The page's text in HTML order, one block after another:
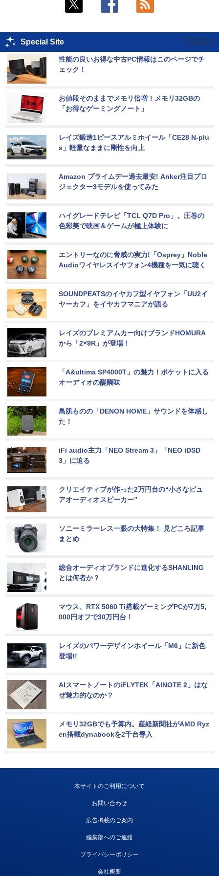
Special Site
性能の良いお得な中古PC情報はこのページでチ
ェック！
お値段そのままでメモリ倍増！メモリ32GBの
「お得なゲーミングノート」
レイズ鍛造1ピースアルミホイール「CE28 N-plu
s」軽量なままに剛性を向上
Amazon プライムデー過去最安! Anker注目プロ
ジェクター3モデルを使ってみた
ハイグレードテレビ「TCL Q7D Pro」。圧巻の
色彩美で映画＆ゲームが極上体験に
エントリーなのに脅威の実力!「Osprey」Noble
Audioワイヤレスイヤフォン4機種を一気に聴く
SOUNDPEATSのイヤカフ型イヤフォン「UU2イ
ヤーカフ」をイヤカフマニアが語る
レイズのプレミアムカー向けブランドHOMURA
から「2×9R」が登場！
「A&ultima SP4000T」の魅力！ポケットに入る
オーディオの醍醐味
鳥肌ものの「DENON HOME」サウンドを体感し
た！
iFi audio主力「NEO Stream 3」「NEO iDSD
3」に迫る
クリエイティブが作った2万円台の“小さなピュ
アオーディオスピーカー”
ソニーミラーレス一眼の大特集！ 見どころ記事
まとめ
総合オーディオブランドに進化するSHANLING
とは何者か？
マウス、RTX 5060 Ti搭載ゲーミングPCが7万5,
000円オフで30万円台！
レイズのパワーデザインホイール「M6」に新色
登場!!
AIスマートノートのiFLYTEK「AINOTE 2」はな
ぜ魅力的なのか？
メモリ32GBでも予算内。産経新聞社がAMD Ryz
en搭載dynabookを2千台導入
本サイトのご利用について
お問い合わせ
広告掲載のご案内
編集部へのご連絡
プライバシーポリシー
会社概要